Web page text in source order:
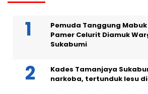
Pemuda Tanggung
Pamer Celurit Diamuk
Sukabumi
Kades Tamanjaya
narkoba, tertunduk lesu